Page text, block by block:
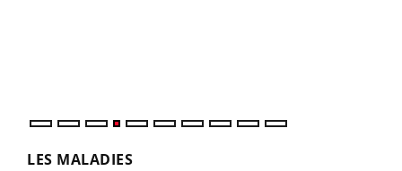
LES MALADIES